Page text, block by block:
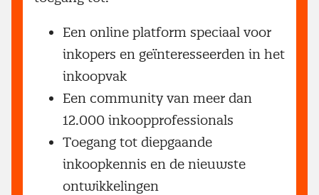
Een online platform speciaal voor
inkopers en geïnteresseerden in het
inkoopvak
Een community van meer dan
12.000 inkoopprofessionals
Toegang tot diepgaande
inkoopkennis en de nieuwste
ontwikkelingen